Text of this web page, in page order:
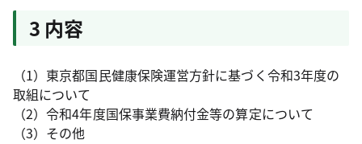
3 内容
（1）東京都国民健康保険運営方針に基づく令和3年度の
取組について
（2）令和4年度国保事業費納付金等の算定について
（3）その他